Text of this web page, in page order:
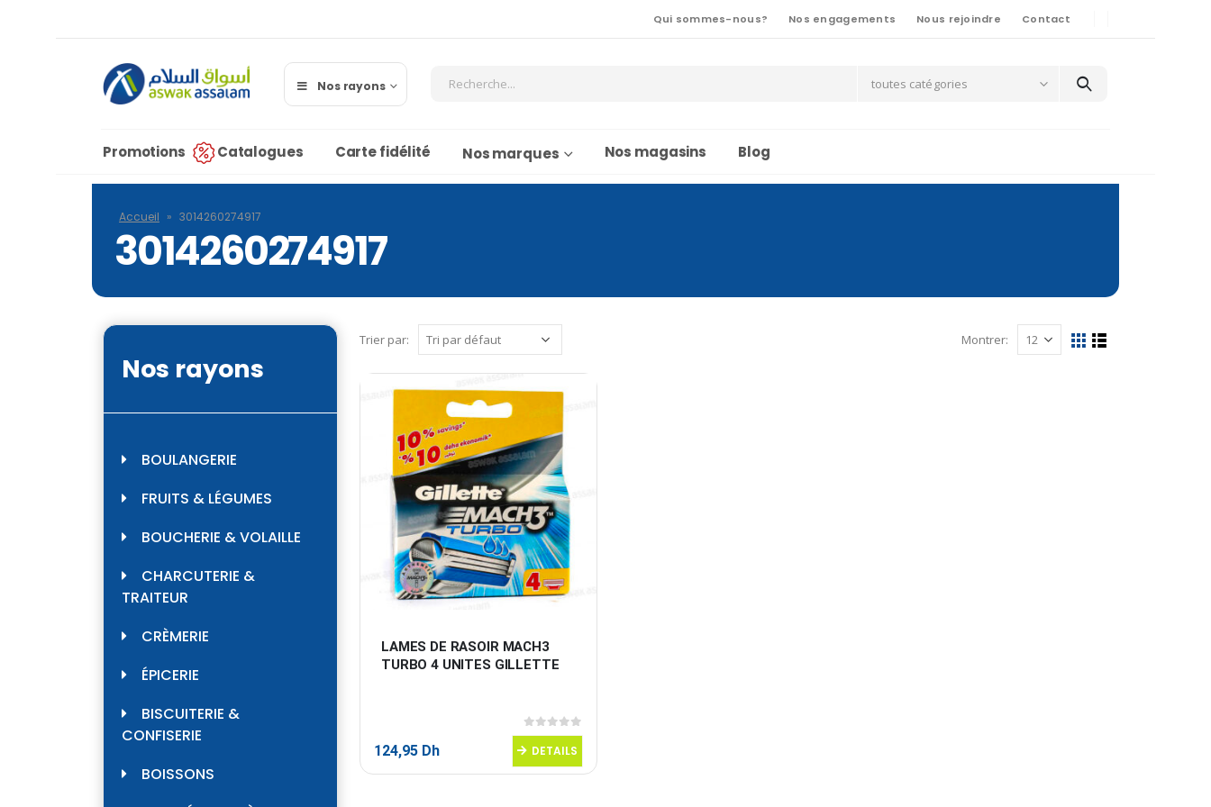
Qui sommes-nous? Nos engagements Nous rejoindre Contact
Nos rayons toutes catégories
Promotions Catalogues Carte fidélité Nos marques Nos magasins Blog
Accueil » 3014260274917
3014260274917
Trier par: Montrer:
LAMES DE RASOIR MACH3
TURBO 4 UNITES GILLETTE
0sur 5
124,95 Dh DETAILS
Nos rayons
BOULANGERIE
FRUITS & LÉGUMES
BOUCHERIE & VOLAILLE
CHARCUTERIE &
TRAITEUR
CRÈMERIE
ÉPICERIE
BISCUITERIE &
CONFISERIE
BOISSONS